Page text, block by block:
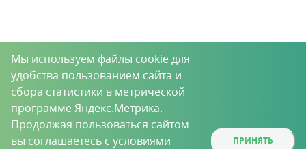
Мы используем файлы cookie для
удобства пользованием сайта и
сбора статистики в метрической
программе Яндекс.Метрика.
Продолжая пользоваться сайтом
вы соглашаетесь с условиями
ПРИНЯТЬ